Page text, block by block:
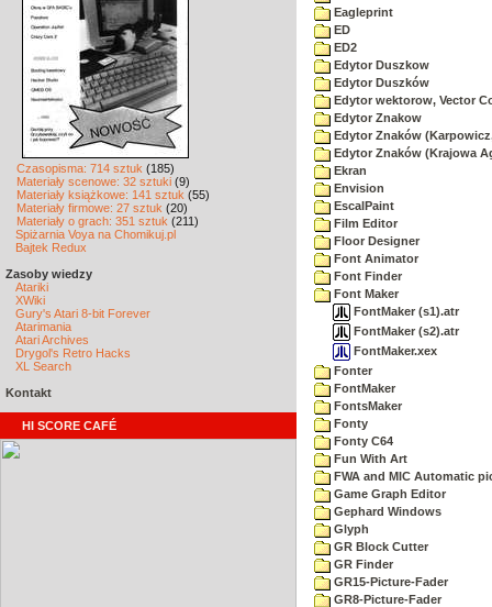
Czasopisma: 714 sztuk (185)
Materiały scenowe: 32 sztuki (9)
Materiały książkowe: 141 sztuk (55)
Materiały firmowe: 27 sztuk (20)
Materiały o grach: 351 sztuk (211)
Spiżarnia Voya na Chomikuj.pl
Bajtek Redux
Zasoby wiedzy
Atariki
XWiki
Gury's Atari 8-bit Forever
Atarimania
Atari Archives
Drygol's Retro Hacks
XL Search
Kontakt
HI SCORE CAFÉ
Eagleprint
ED
ED2
Edytor Duszkow
Edytor Duszków
Edytor wektorow, Vector
Edytor Znakow
Edytor Znaków
Edytor Znaków (Krajowa
Ekran
Envision
EscalPaint
Film Editor
Floor Designer
Font Animator
Font Finder
Font Maker
FontMaker (s1).atr
FontMaker (s2).atr
FontMaker.xex
Fonter
FontMaker
FontsMaker
Fonty
Fonty C64
Fun With Art
FWA and MIC Automatic
Game Graph Editor
Gephard Windows
Glyph
GR Block Cutter
GR Finder
GR15-Picture-Fader
GR8-Picture-Fader